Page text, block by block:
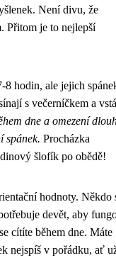
Není divu, že
Přitom je to nejlepší
8 hodin, ale jejich
s večerníčkem a
dne a omezení
spánek. Procházka
šlofík po obědě!
hodnoty. Někdo
devět, aby
cítíte během dne. Máte
nejspíš v pořádku, ať